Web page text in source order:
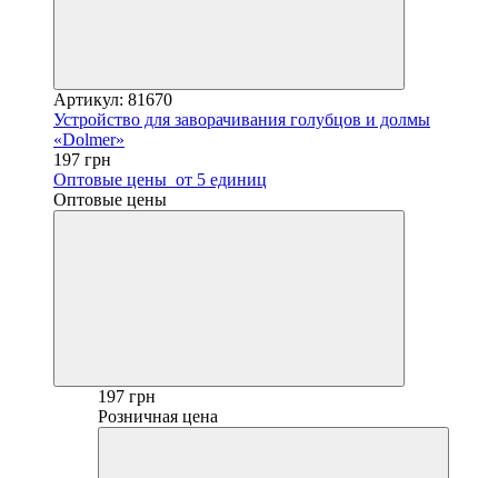
Артикул: 81670
Устройство для заворачивания голубцов и долмы
«Dolmer»
197 грн
Оптовые цены от 5 единиц
Оптовые цены
197 грн
Розничная цена